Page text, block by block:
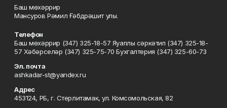
Баш мөхәррир
Мансуров Рәмил Ғәбдрәшит улы.
Телефон
Баш мөхәррир (347) 325-18-57 Яуаплы сәркәтип (347) 325-18-
57 Хәбәрселәр (347) 325-75-70 Бухгалтерия (347) 325-60-73
Эл. почта
ashkadar-st@yandex.ru
Адрес
453124, РБ, г. Стерлитамак, ул. Комсомольская, 82